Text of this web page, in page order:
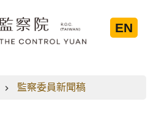
EN
監察委員新聞稿